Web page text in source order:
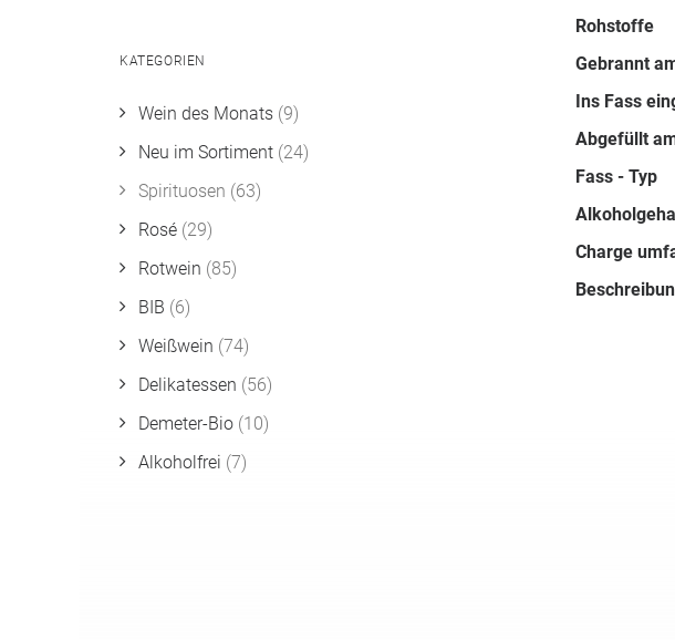
KATEGORIEN
Wein des Monats (9)
Neu im Sortiment (24)
Spirituosen (63)
Rosé (29)
Rotwein (85)
BIB (6)
Weißwein (74)
Delikatessen (56)
Demeter-Bio (10)
Alkoholfrei (7)
Rohstoffe
Gebrannt
Ins Fass
Abgefüllt
Fass - Typ
Charge